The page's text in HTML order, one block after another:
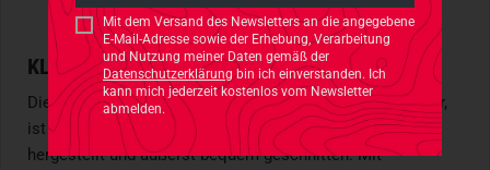
Mit dem Versand des Newsletters an die angegebene
E-Mail-Adresse sowie der Erhebung, Verarbeitung
und Nutzung meiner Daten gemäß der
Datenschutzerklärungbin ich einverstanden. Ich
kann mich jederzeit kostenlos vom Newsletter
abmelden.
KLASSISCHER KSK SMOCK IN FLECKTARN
Die KSK SMOCK Einsatzkampfjacke der Firma Leo Köhler,
ist selbstverständlich
nach TL-Standard der Bundeswehr
hergestellt und äußerst bequem geschnitten. Mit